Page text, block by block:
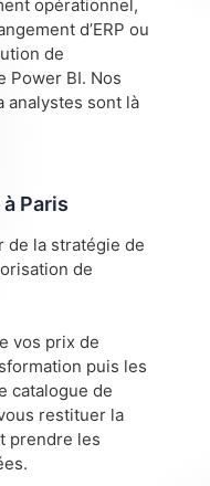
opérationnel,
d’ERP ou
de
Power BI. Nos
analystes sont là
Paris
la stratégie de
de
vos prix de
puis les
catalogue de
restituer la
prendre les